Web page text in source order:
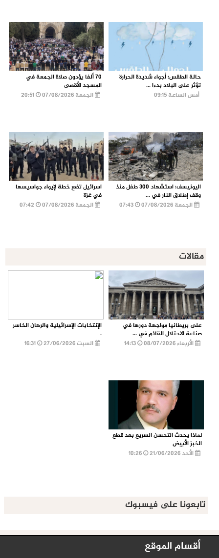
حالة الطقس: أجواء شديدة الحرارة
تؤثر على البلاد بدءا ...
أمس الساعة 09:15
70 ألفا يؤدون صلاة الجمعة في
المسجد الأقصى
الجمعة 07/08/2026
20:51
اليونيسف: استشهاد 300 طفل منذ
وقف إطلاق النار في ...
الجمعة 07/08/2026
اسرائيل تضع خطة لإيواء جواسيسها
في غزة
الجمعة 07/08/2026
مقالات
على بريطانيا مواجهة دورها في
صناعة الاحتلال القائم في ...
الأربعاء 08/07/2026
الإنتخابات الإسرائيلية والرهان الخاسر
.
السبت 27/06/2026
16:31
لماذا يحدث التحسن السريع بعد قطع
الخبز الأبيض
الأحد 21/06/2026
تابعونا على فيسبوك
أقسام الموقع